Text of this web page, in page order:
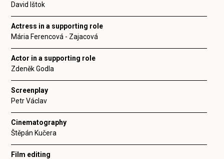
David Ištok
Actress in a supporting role
Mária Ferencová - Zajacová
Actor in a supporting role
Zdeněk Godla
Screenplay
Petr Václav
Cinematography
Štěpán Kučera
Film editing